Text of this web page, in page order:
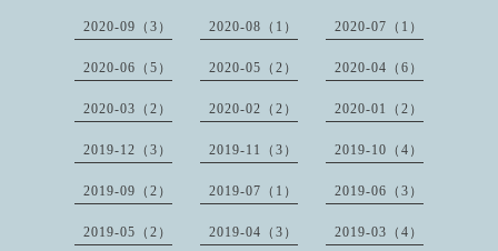
2020-09（3） 2020-08（1） 2020-07（1）
2020-06（5） 2020-05（2） 2020-04（6）
2020-03（2） 2020-02（2） 2020-01（2）
2019-12（3） 2019-11（3） 2019-10（4）
2019-09（2） 2019-07（1） 2019-06（3）
2019-05（2） 2019-04（3） 2019-03（4）